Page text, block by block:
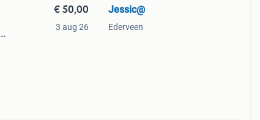
€ 50,00
3 aug 26
Jessic@
Ederveen